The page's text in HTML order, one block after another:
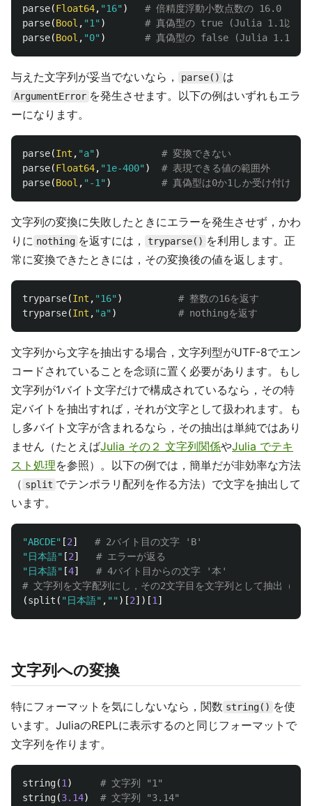
parse(Float64, "16" )
# 倍精度浮動小数点数の 16.0
parse(Bool , "1" )
# 真偽型の true (Julia 1.1以降)
parse(Bool , "0" ) # 真偽型の false (Julia 1.1以
与えた文字列が妥当でないなら， parse() は
ArgumentError を発生させます。以下の例はいずれもエラ
ーになります。
parse(Int , "a" )
# 変換できない
parse(Float64, "1e-400" )
# 表現できる値の範囲外
parse(Bool , "-1" ) # 真偽型は0か1しか受け付け
文字列の変換に失敗したときにエラーを発生させず，かわ
りに nothing を返すには， tryparse() を利用します。正
常に変換できたときには，その変換後の値を返します。
tryparse(Int , "16" )
# 整数の16を返す
tryparse(Int , "a" ) # nothingを返す
文字列から文字を抽出する場合，文字列型がUTF-8でエン
コードされていることを念頭に置く必要があります。もし
文字列が1バイト文字だけで構成されているなら，その特
定バイトを抽出すれば，それが文字として扱われます。も
し多バイト文字が含まれるなら，その抽出は単純ではあり
ません（たとえばJulia その２ 文字列関係やJulia でテキ
スト処理を参照）。以下の例では，簡単だが非効率な方法
（ split でテンポラリ配列を作る方法）で文字を抽出して
います。
"ABCDE" [2]
# 2バイト目の文字 'B'
"日本語" [2]
# エラーが返る
"日本語" [4]
# 4バイト目からの文字 '本'
# 文字列を文字配列にし，その2文字目を文字列として抽出（非
(split ( "日本語" , "" )[2])[1 ]
文字列への変換
特にフォーマットを気にしないなら，関数 string() を使
います。JuliaのREPLに表示するのと同じフォーマットで
文字列を作ります。
string(1 )
# 文字列 "1"
string(3.14)
# 文字列 "3.14"